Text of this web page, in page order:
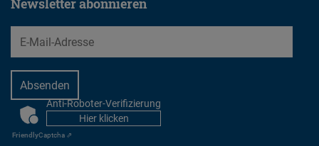
EMail
CAPTCHAAnti-Roboter-Verifizierung
Hier klicken
FriendlyCaptcha ⇗